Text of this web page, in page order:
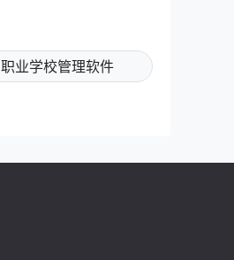
职业学校管理软件